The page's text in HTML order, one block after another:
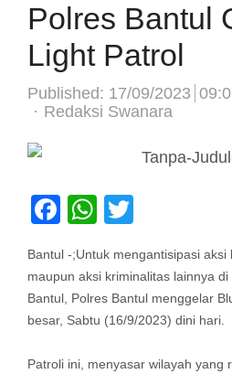
Polres Bantul
Light Patrol
Published: 17/09/2023
Author
Redaksi Swanara
Facebook
WhatsApp
Bantul -;Untuk mengantisipasi aksi
maupun aksi kriminalitas lainnya
Bantul, Polres Bantul menggelar
besar, Sabtu (16/9/2023) dini hari.
Patroli ini, menyasar wilayah yang